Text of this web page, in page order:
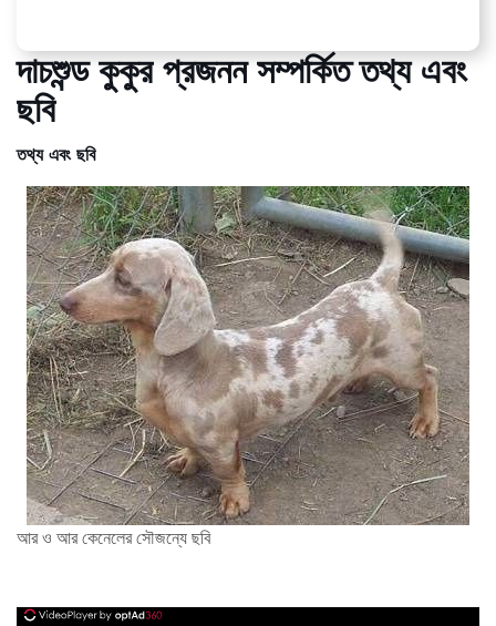
দাচশুন্ড কুকুর প্রজনন সম্পর্কিত তথ্য এবং
ছবি
তথ্য এবং ছবি
আর ও আর কেনেলের সৌজন্যে ছবি